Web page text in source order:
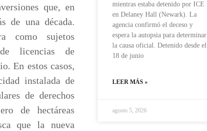
que, en
de una década.
como sujetos
licencias de
En estos casos,
instalada de
de derechos
de hectáreas
que la nueva
mientras estaba detenido por ICE
en Delaney Hall (Newark). La
agencia confirmó el deceso y
espera la autopsia para determinar
la causa oficial. Detenido desde el
18 de junio
LEER MÁS »
agosto 5, 2026